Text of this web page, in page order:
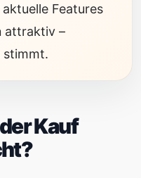
Features
attraktiv –
stimmt.
Kauf